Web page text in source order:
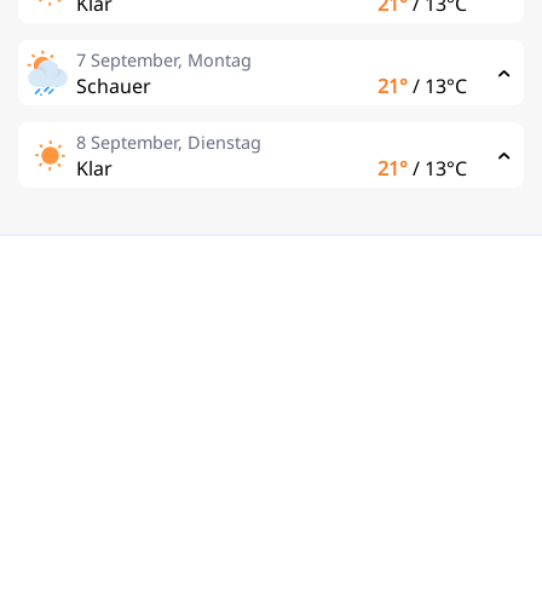
7 September, Montag
Schauer 21°/ 13°C
8 September, Dienstag
Klar 21°/ 13°C